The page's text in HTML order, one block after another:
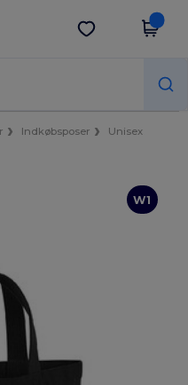
Hent app
Indkøbsposer
Unisex
W1